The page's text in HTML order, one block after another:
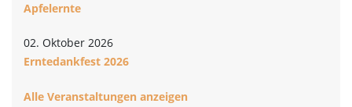
Apfelernte
02. Oktober 2026
Erntedankfest 2026
Alle Veranstaltungen anzeigen